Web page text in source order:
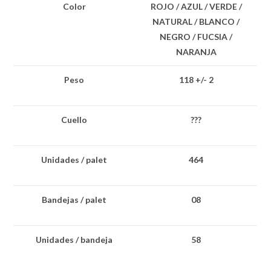
Color
ROJO / AZUL / VERDE /
NATURAL / BLANCO /
NEGRO / FUCSIA /
NARANJA
Peso 118 +/- 2
Cuello ???
Unidades / palet 464
Bandejas / palet 08
Unidades / bandeja 58